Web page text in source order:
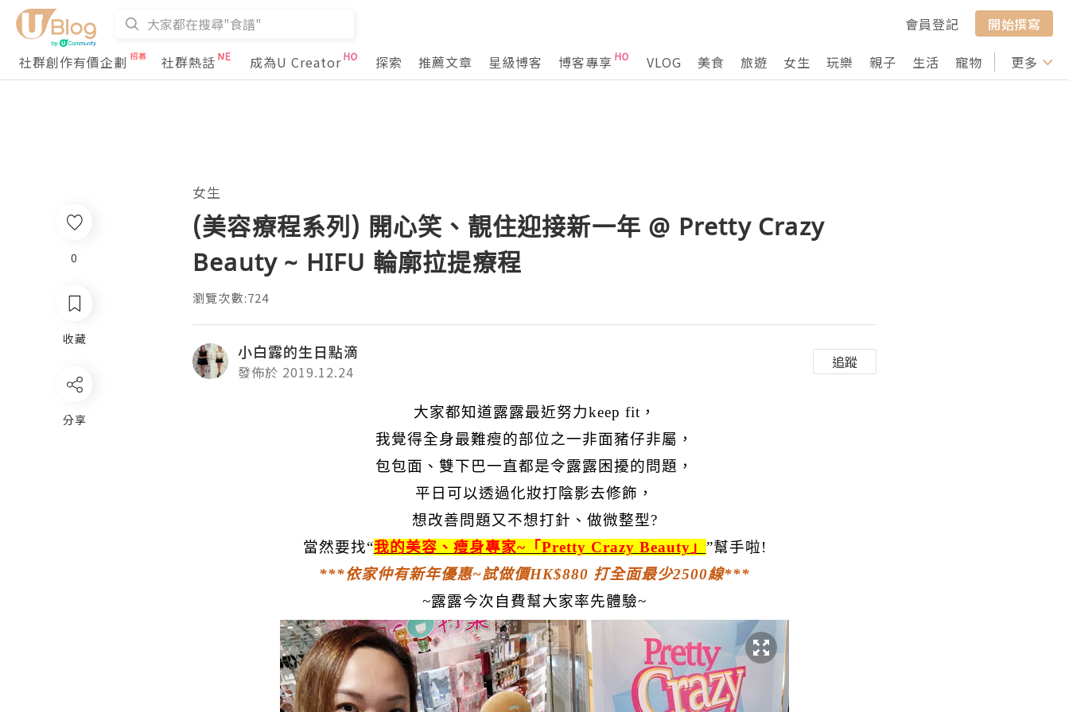
會員登記
開始撰寫
社群創作有價企劃
社群熱話 成為U Creator 探索 推薦文章 星級博客 博客專享 VLOG 美食 旅遊 女生 玩樂 親子 生活 寵物 行山 打卡
更多
0
收藏
分享
女生
(美容療程系列) 開心笑、靚住迎接新一年 @ Pretty Crazy
Beauty ~ HIFU 輪廓拉提療程
瀏覽次數:724
小白露的生日點滴
發佈於 2019.12.24
追蹤
大家都知道露露最近努力keep fit ，
我覺得全身最難瘦的部位之一非面豬仔非屬，
包包面、雙下巴一直都是令露露困擾的問題，
平日可以透過化妝打陰影去修飾，
想改善問題又不想打針、做微整型?
當然要找“我的美容、瘦身專家~ 「 Pretty Crazy Beauty 」 ”幫手啦!
***依家仲有新年優惠~試做價HK$880 打全面最少2500線***
~露露今次自費幫大家率先體驗~